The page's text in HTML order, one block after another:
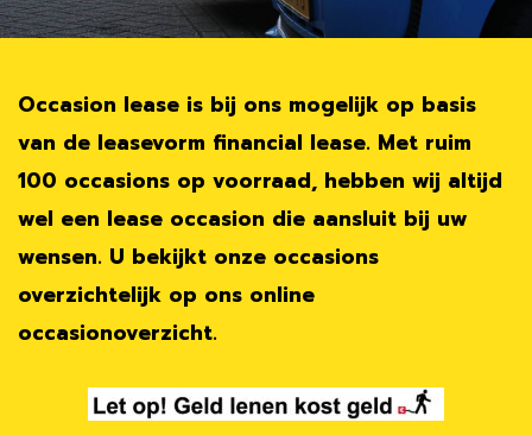
Occasion lease is bij ons mogelijk op basis
van de leasevorm financial lease. Met ruim
100 occasions op voorraad, hebben wij altijd
wel een lease occasion die aansluit bij uw
wensen. U bekijkt onze occasions
overzichtelijk op ons online
occasionoverzicht.